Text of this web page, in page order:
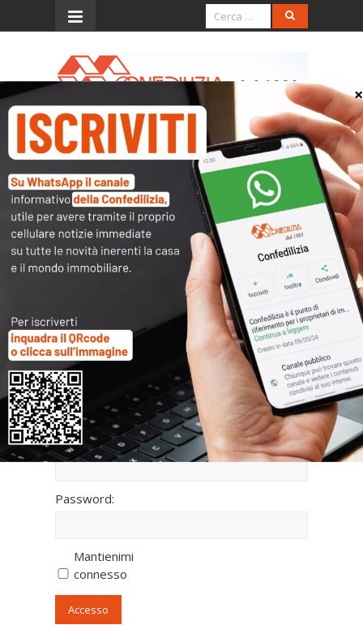
Menu
Rai 1 – 20.5.2026 –
Unomattina – Ore 8
Play
-06:15
Settings
PIP
Enter
fullscreen
Play
〉 Accesso all’area riservata
Nome utente:
Password:
Mantienimi
connesso
Accesso